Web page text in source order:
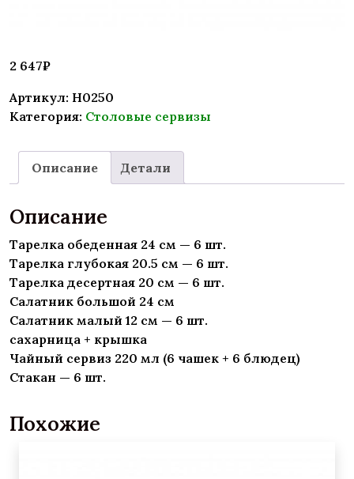
2 647₽
Артикул: H0250
Категория: Столовые сервизы
Описание Детали
Описание
Тарелка обеденная 24 см — 6 шт.
Тарелка глубокая 20.5 см — 6 шт.
Тарелка десертная 20 см — 6 шт.
Салатник большой 24 см
Салатник малый 12 см — 6 шт.
сахарница + крышка
Чайный сервиз 220 мл (6 чашек + 6 блюдец)
Стакан — 6 шт.
Похожие